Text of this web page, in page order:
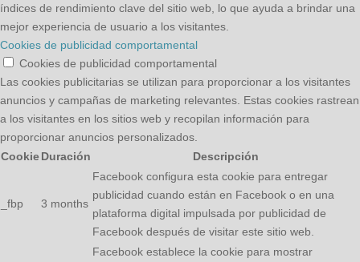
índices de rendimiento clave del sitio web, lo que ayuda a brindar una
mejor experiencia de usuario a los visitantes.
Cookies de publicidad comportamental
Cookies de publicidad comportamental
Las cookies publicitarias se utilizan para proporcionar a los visitantes
anuncios y campañas de marketing relevantes. Estas cookies rastrean
a los visitantes en los sitios web y recopilan información para
proporcionar anuncios personalizados.
CookieDuración Descripción
_fbp 3 months
Facebook configura esta cookie para entregar
publicidad cuando están en Facebook o en una
plataforma digital impulsada por publicidad de
Facebook después de visitar este sitio web.
Facebook establece la cookie para mostrar